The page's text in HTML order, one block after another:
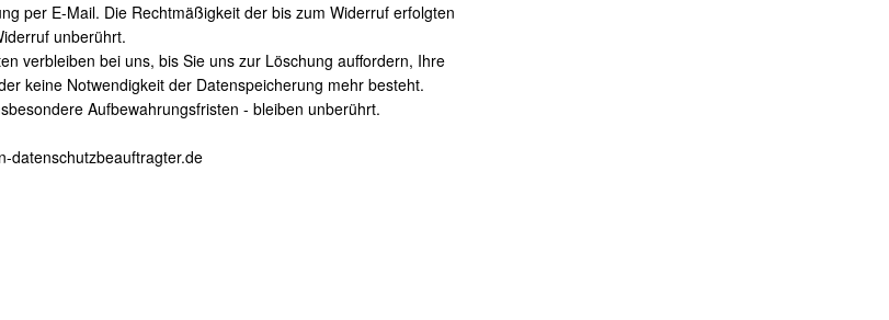
per E-Mail. Die Rechtmäßigkeit der bis zum Widerruf erfolgten
unberührt.
verbleiben bei uns, bis Sie uns zur Löschung auffordern, Ihre
keine Notwendigkeit der Datenspeicherung mehr besteht.
Aufbewahrungsfristen - bleiben unberührt.
datenschutzbeauftragter.de